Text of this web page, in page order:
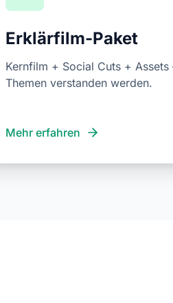
Erklärfilm-Paket
Kernfilm + Social Cuts + Assets
Themen verstanden werden.
Mehr erfahren